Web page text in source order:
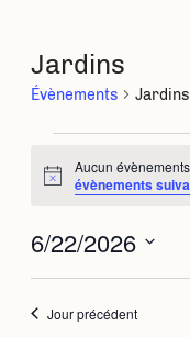
Jardins
Évènements Jardins
22
juin
Notice
Aucun
évènements
6/22/2026
date.
Jour précédent